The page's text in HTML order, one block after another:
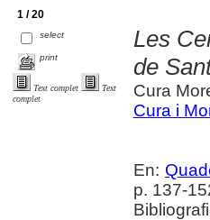
1 / 20
select
print
Text complet
Text
complet
Les
de
Cura
Cura i
En:
p. 137-